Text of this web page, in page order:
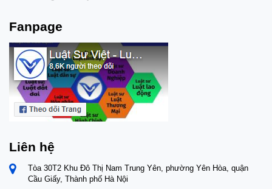
Fanpage
Liên hệ
Tòa 30T2 Khu Đô Thị Nam Trung Yên, phường Yên Hòa, quận
Cầu Giấy, Thành phố Hà Nội